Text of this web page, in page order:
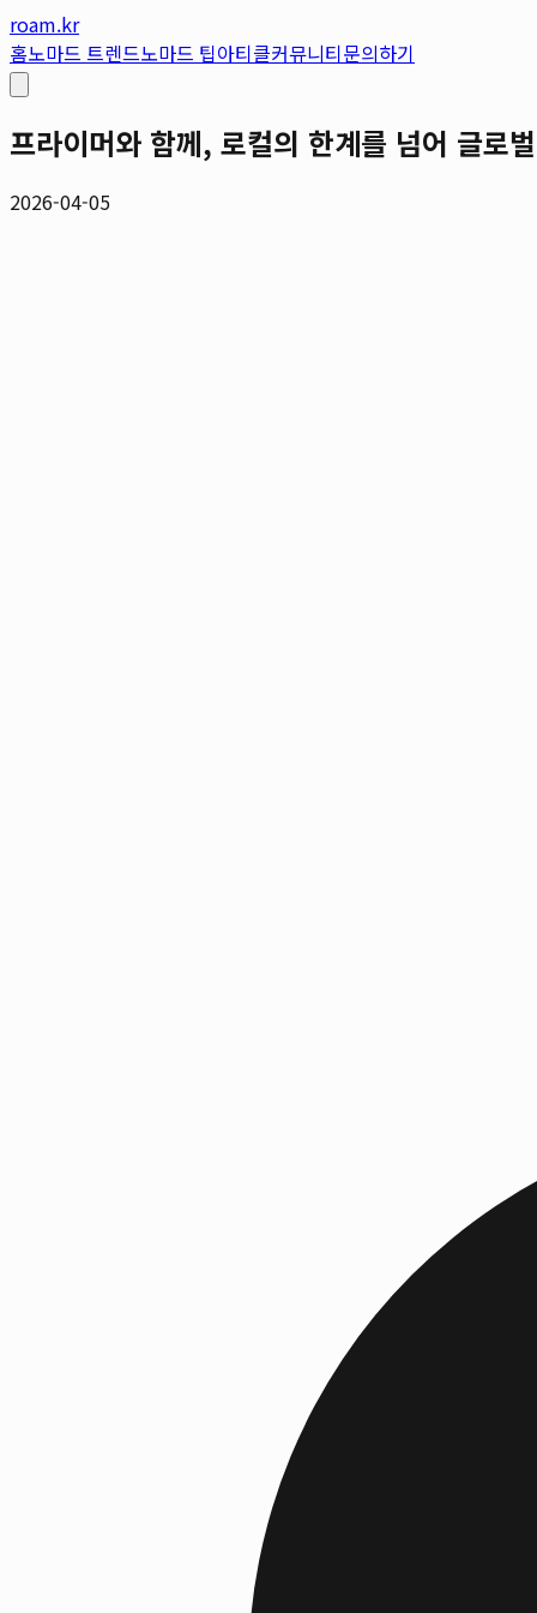
roam.kr
홈노마드 트렌드노마드 팁아티클커뮤니티문의하기
프라이머와 함께, 로컬의 한계를 넘어 글로
2026-04-05